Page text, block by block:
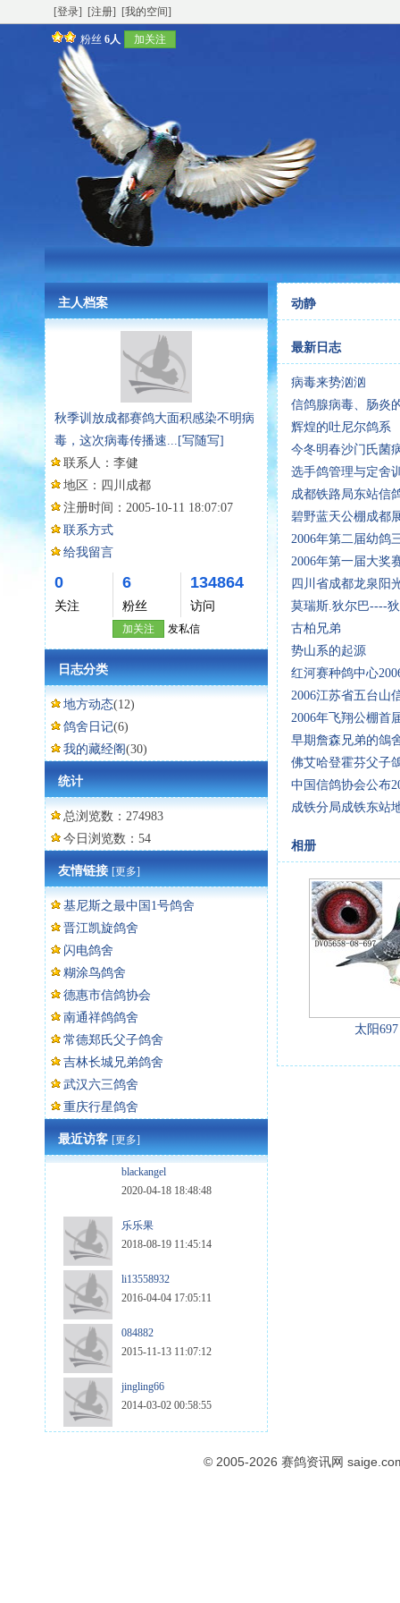
[登录] [注册] [我的空间]
粉丝 6人 加关注
主人档案
秋季训放成都赛鸽大面积感染不明病
毒，这次病毒传播速... [写随写]
联系人： 李健
地区： 四川成都
注册时间： 2005-10-11 18:07:07
联系方式
给我留言
0
关注
6
粉丝
134864
访问
加关注 发私信
日志分类
地方动态(12)
鸽舍日记(6)
我的藏经阁(30)
统计
总浏览数：274983
今日浏览数：54
友情链接[更多]
基尼斯之最中国1号鸽舍
晋江凯旋鸽舍
闪电鸽舍
糊涂鸟鸽舍
德惠市信鸽协会
南通祥鸽鸽舍
常德郑氏父子鸽舍
吉林长城兄弟鸽舍
武汉六三鸽舍
重庆行星鸽舍
最近访客[更多]
blackangel
2020-04-18 18:48:48
乐乐果
2018-08-19 11:45:14
li13558932
2016-04-04 17:05:11
084882
2015-11-13 11:07:12
jingling66
2014-03-02 00:58:55
动静
最新日志
病毒来势汹汹
信鸽腺病毒、肠炎
辉煌的吐尼尔鸽系
今冬明春沙门氏菌
选手鸽管理与定舍
成都铁路局东站信
碧野蓝天公棚成都
2006年第二届幼鸽
2006年第一届大奖
四川省成都龙泉阳
莫瑞斯.狄尔巴----
古柏兄弟
势山系的起源
红河赛种鸽中心
2006江苏省五台山
2006年飞翔公棚首
早期詹森兄弟的鴿
佛艾哈登霍芬父子
中国信鸽协会公布
成铁分局成铁东站
相册
太阳697
© 2005-2026 赛鸽资讯网